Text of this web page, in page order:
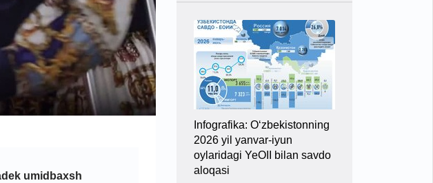
umidbaxsh
Infografika: O‘zbekistonning
2026 yil yanvar-iyun
oylaridagi YeOII bilan savdo
aloqasi